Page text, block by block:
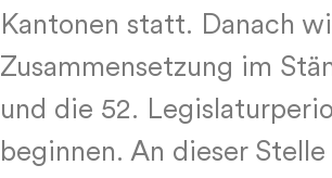
Kantonen statt. Danach
Zusammensetzung im
und die 52.
beginnen. An dieser